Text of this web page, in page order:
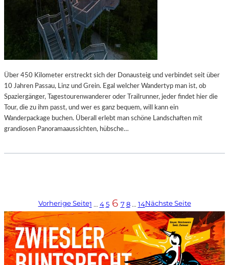
Über 450 Kilometer erstreckt sich der Donausteig und verbindet seit über
10 Jahren Passau, Linz und Grein. Egal welcher Wandertyp man ist, ob
Spaziergänger, Tagestourenwanderer oder Trailrunner, jeder findet hier die
Tour, die zu ihm passt, und wer es ganz bequem, will kann ein
Wanderpackage buchen. Überall erlebt man schöne Landschaften mit
grandiosen Panoramaaussichten, hübsche…
Vorherige Seite1 … 4 5 6 7 8 … 14Nächste Seite